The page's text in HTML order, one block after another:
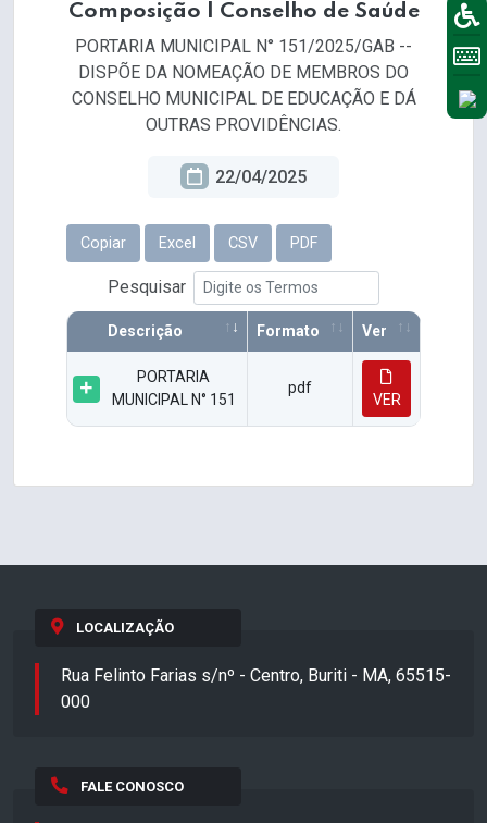
Composição | Conselho de Saúde
PORTARIA MUNICIPAL N° 151/2025/GAB --
DISPÕE DA NOMEAÇÃO DE MEMBROS DO
CONSELHO MUNICIPAL DE EDUCAÇÃO E DÁ
OUTRAS PROVIDÊNCIAS.
22/04/2025
Copiar Excel CSV PDF
Pesquisar
Descrição Formato Ver
PORTARIA
MUNICIPAL N° 151
pdf
VER
LOCALIZAÇÃO
Rua Felinto Farias s/nº - Centro, Buriti - MA, 65515-
000
FALE CONOSCO